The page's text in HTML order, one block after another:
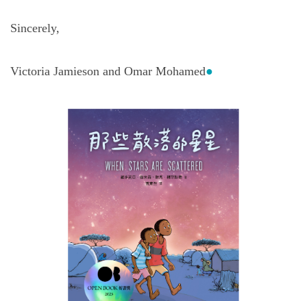
Sincerely,
Victoria Jamieson and Omar Mohamed●